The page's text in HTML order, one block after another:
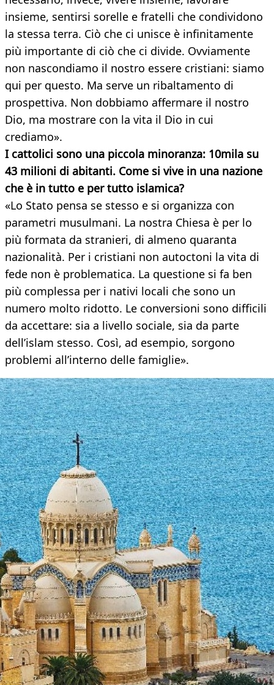
insieme, sentirsi sorelle e fratelli che condividono
la stessa terra. Ciò che ci unisce è infinitamente
più importante di ciò che ci divide. Ovviamente
non nascondiamo il nostro essere cristiani: siamo
qui per questo. Ma serve un ribaltamento di
prospettiva. Non dobbiamo affermare il nostro
Dio, ma mostrare con la vita il Dio in cui
crediamo».
I cattolici sono una piccola minoranza: 10mila su
43 milioni di abitanti. Come si vive in una nazione
che è in tutto e per tutto islamica?
«Lo Stato pensa se stesso e si organizza con
parametri musulmani. La nostra Chiesa è per lo
più formata da stranieri, di almeno quaranta
nazionalità. Per i cristiani non autoctoni la vita di
fede non è problematica. La questione si fa ben
più complessa per i nativi locali che sono un
numero molto ridotto. Le conversioni sono difficili
da accettare: sia a livello sociale, sia da parte
dell’islam stesso. Così, ad esempio, sorgono
problemi all’interno delle famiglie».